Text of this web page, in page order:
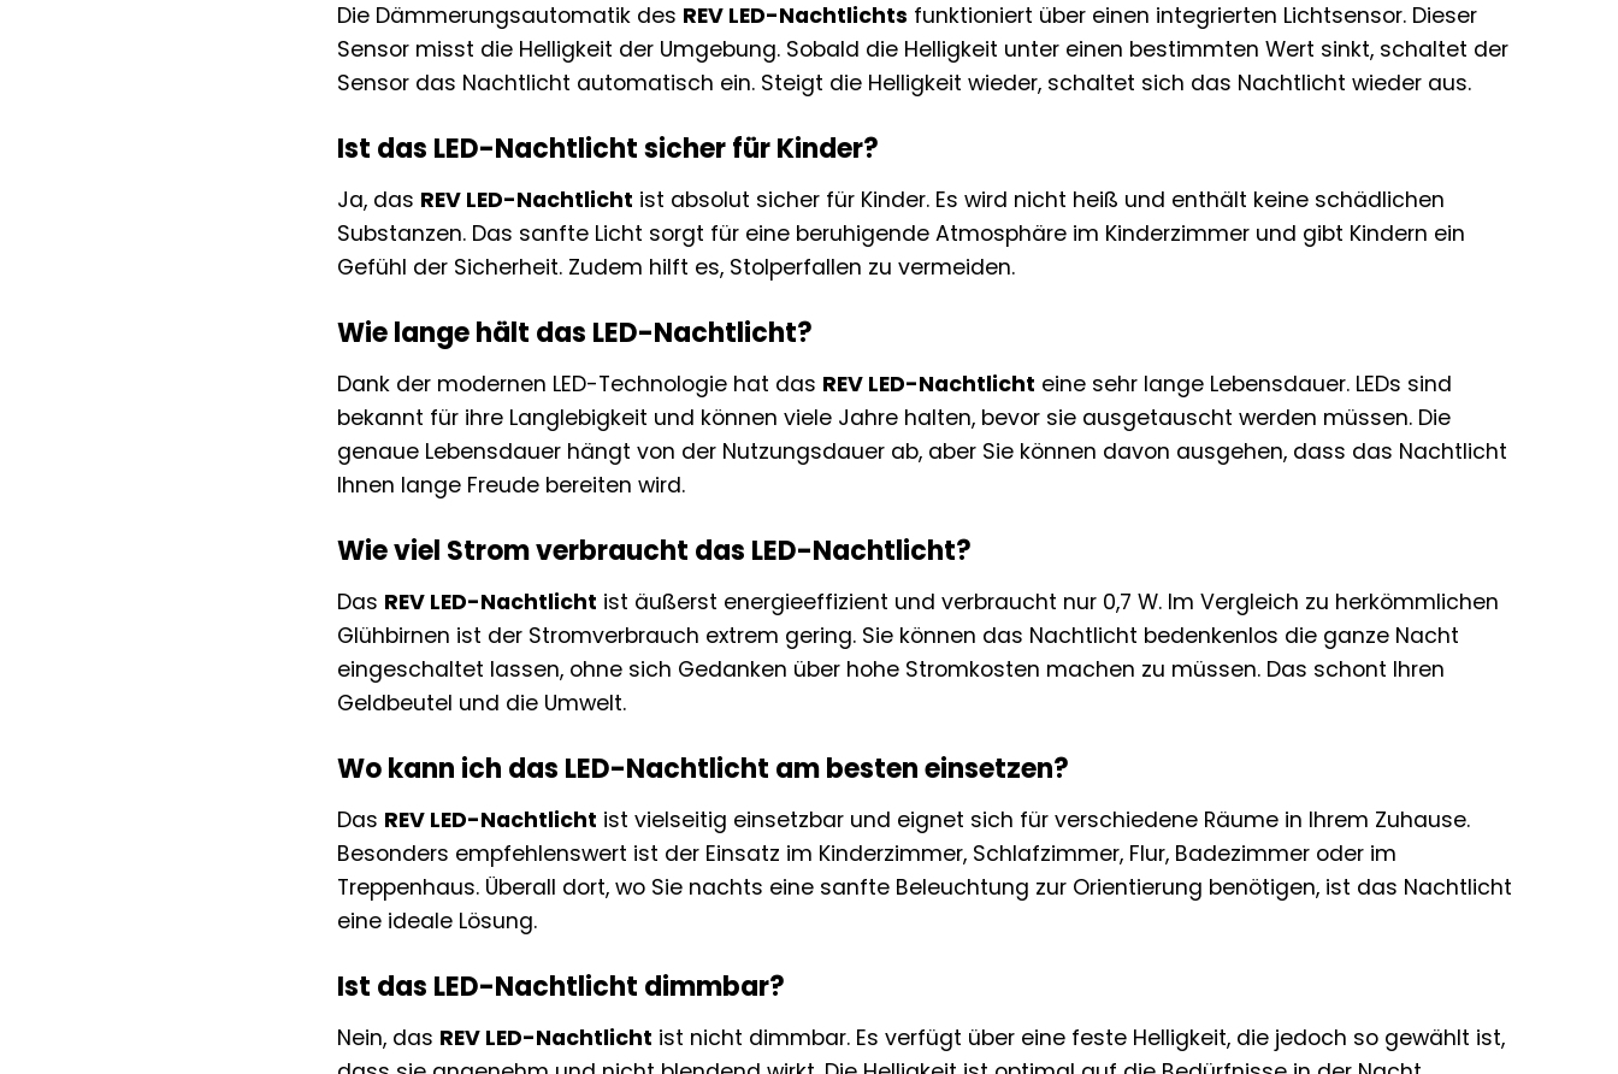
Die Dämmerungsautomatik des REV LED-Nachtlichts funktioniert über einen integrierten Lichtsensor. Dieser
Sensor misst die Helligkeit der Umgebung. Sobald die Helligkeit unter einen bestimmten Wert sinkt, schaltet der
Sensor das Nachtlicht automatisch ein. Steigt die Helligkeit wieder, schaltet sich das Nachtlicht wieder aus.
Ist das LED-Nachtlicht sicher für Kinder?
Ja, das REV LED-Nachtlicht ist absolut sicher für Kinder. Es wird nicht heiß und enthält keine schädlichen
Substanzen. Das sanfte Licht sorgt für eine beruhigende Atmosphäre im Kinderzimmer und gibt Kindern ein
Gefühl der Sicherheit. Zudem hilft es, Stolperfallen zu vermeiden.
Wie lange hält das LED-Nachtlicht?
Dank der modernen LED-Technologie hat das REV LED-Nachtlicht eine sehr lange Lebensdauer. LEDs sind
bekannt für ihre Langlebigkeit und können viele Jahre halten, bevor sie ausgetauscht werden müssen. Die
genaue Lebensdauer hängt von der Nutzungsdauer ab, aber Sie können davon ausgehen, dass das Nachtlicht
Ihnen lange Freude bereiten wird.
Wie viel Strom verbraucht das LED-Nachtlicht?
Das REV LED-Nachtlicht ist äußerst energieeffizient und verbraucht nur 0,7 W. Im Vergleich zu herkömmlichen
Glühbirnen ist der Stromverbrauch extrem gering. Sie können das Nachtlicht bedenkenlos die ganze Nacht
eingeschaltet lassen, ohne sich Gedanken über hohe Stromkosten machen zu müssen. Das schont Ihren
Geldbeutel und die Umwelt.
Wo kann ich das LED-Nachtlicht am besten einsetzen?
Das REV LED-Nachtlicht ist vielseitig einsetzbar und eignet sich für verschiedene Räume in Ihrem Zuhause.
Besonders empfehlenswert ist der Einsatz im Kinderzimmer, Schlafzimmer, Flur, Badezimmer oder im
Treppenhaus. Überall dort, wo Sie nachts eine sanfte Beleuchtung zur Orientierung benötigen, ist das Nachtlicht
eine ideale Lösung.
Ist das LED-Nachtlicht dimmbar?
Nein, das REV LED-Nachtlicht ist nicht dimmbar. Es verfügt über eine feste Helligkeit, die jedoch so gewählt ist,